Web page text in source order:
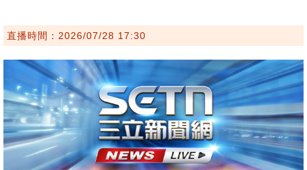
直播時間：2026/07/28 17:30